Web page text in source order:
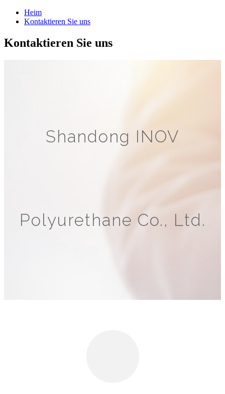
Heim
Kontaktieren Sie uns
Kontaktieren Sie uns
Shandong INOV
Polyurethane Co., Ltd.